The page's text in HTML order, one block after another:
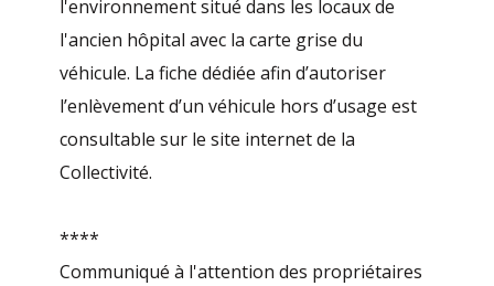
l'environnement situé dans les locaux de
l'ancien hôpital avec la carte grise du
véhicule. La fiche dédiée afin d’autoriser
l’enlèvement d’un véhicule hors d’usage est
consultable sur le site internet de la
Collectivité.
****
Communiqué à l'attention des propriétaires